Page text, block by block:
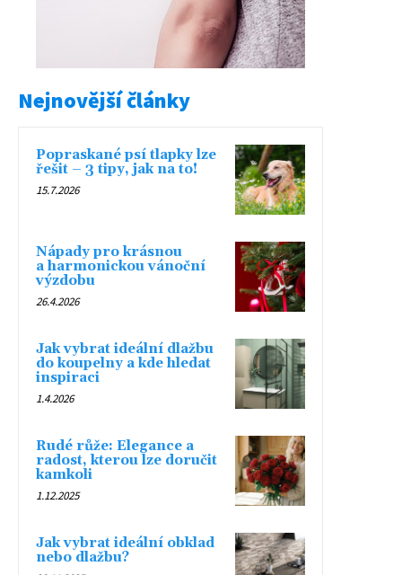
Nejnovější články
Popraskané psí tlapky lze
řešit – 3 tipy, jak na to!
15.7.2026
Nápady pro krásnou
a harmonickou vánoční
výzdobu
26.4.2026
Jak vybrat ideální dlažbu
do koupelny a kde hledat
inspiraci
1.4.2026
Rudé růže: Elegance a
radost, kterou lze doručit
kamkoli
1.12.2025
Jak vybrat ideální obklad
nebo dlažbu?